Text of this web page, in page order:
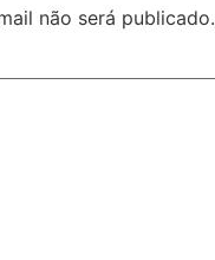
não será publicado.